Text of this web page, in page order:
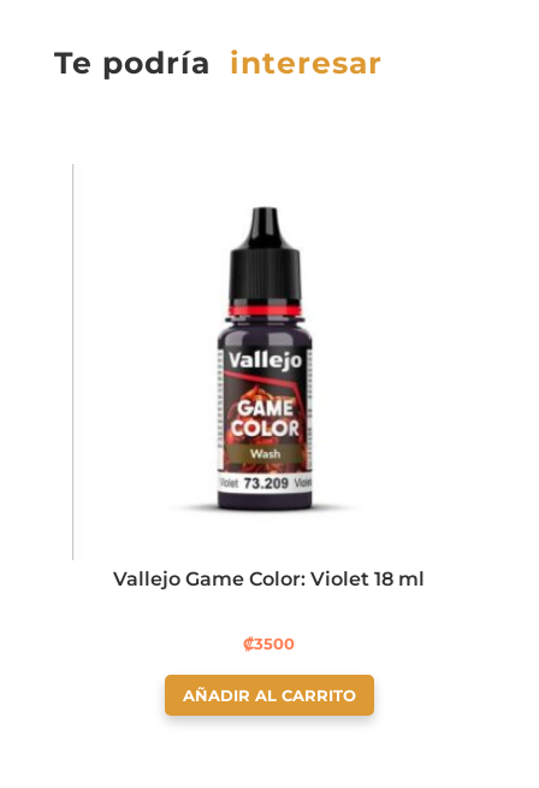
Te podría interesar
Vallejo Game Color: Violet 18 ml
₡3500
AÑADIR AL CARRITO